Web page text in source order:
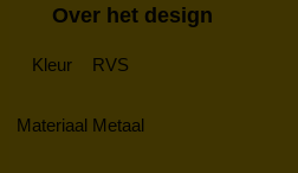
Over het design
Kleur RVS
Materiaal Metaal